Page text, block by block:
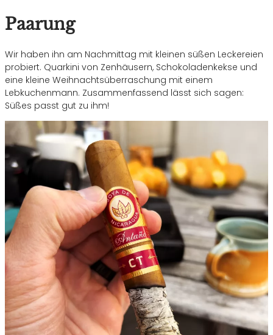
Paarung
Wir haben ihn am Nachmittag mit kleinen süßen Leckereien
probiert. Quarkini von Zenhäusern, Schokoladenkekse und
eine kleine Weihnachtsüberraschung mit einem
Lebkuchenmann. Zusammenfassend lässt sich sagen:
Süßes passt gut zu ihm!